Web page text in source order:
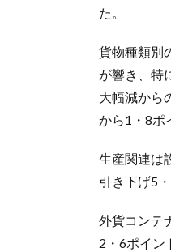
た。
貨物種類別
が響き、特
大幅減から
から1・8ポ
生産関連は
引き下げ5
外貨コンテ
2・6ポイン